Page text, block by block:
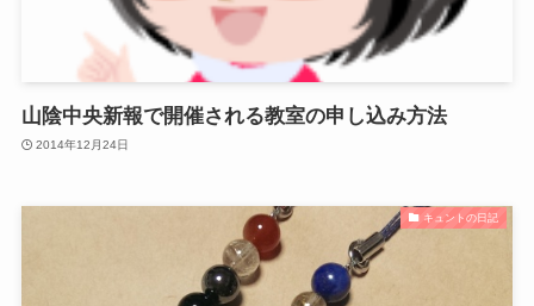
山陰中央新報で開催される教室の申し込み方法
2014年12月24日
キュントの日記